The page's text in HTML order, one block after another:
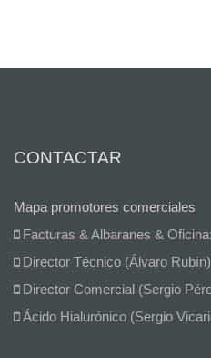
CONTACTAR
Mapa promotores comerciales
Facturas & Albaranes &
Director Técnico (Álvaro
Director Comercial (Sergio
Ácido Hialurónico (Sergio